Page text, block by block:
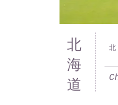
​北
海
道